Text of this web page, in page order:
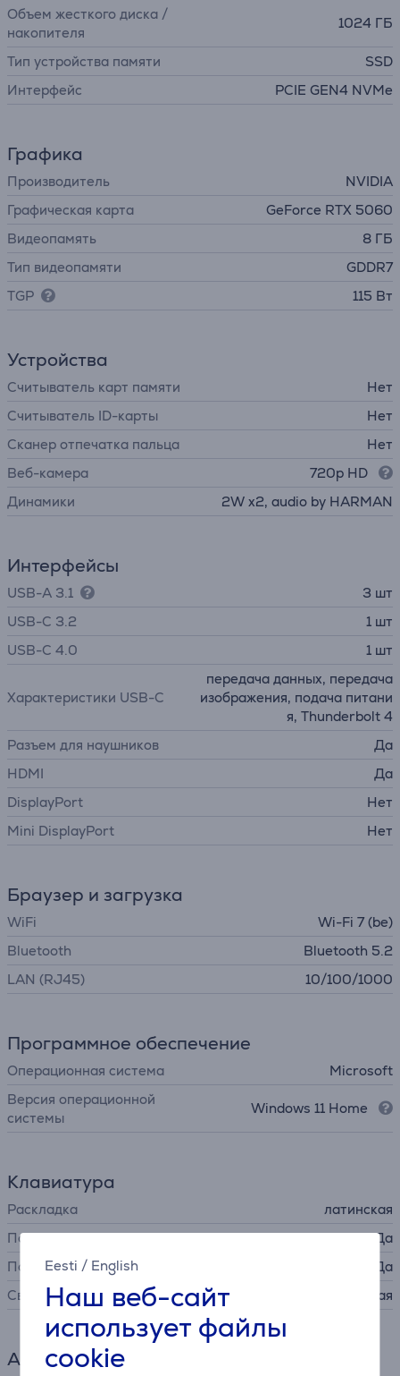
Eesti / English
Наш веб-сайт
использует файлы
cookie
Объем жесткого диска /
накопителя
1024 ГБ
Тип устройства памяти
SSD
Интерфейс
PCIE GEN4 NVMe
Графика
Производитель
NVIDIA
Графическая карта
GeForce RTX 5060
Видеопамять
8 ГБ
Тип видеопамяти
GDDR7
TGP
115 Вт
Устройства
Считыватель карт памяти
Нет
Считыватель ID-карты
Нет
Сканер отпечатка пальца
Нет
Веб-камера
720p HD
Динамики
2W x2, audio by HARMAN
Интерфейсы
USB-A 3.1
3 шт
USB-C 3.2
1 шт
USB-C 4.0
1 шт
Характеристики USB-C
передача данных, передача
изображения, подача питани
я, Thunderbolt 4
Разъем для наушников
Да
HDMI
Да
DisplayPort
Нет
Mini DisplayPort
Нет
Браузер и загрузка
WiFi
Wi-Fi 7 (be)
Bluetooth
Bluetooth 5.2
LAN (RJ45)
10/100/1000
Программное обеспечение
Операционная система
Microsoft
Версия операционной
системы
Windows 11 Home
Клавиатура
Раскладка
латинская
Полная раскладка
Да
Подсветка
Да
Свойства подсветки
белая
Аккумулятор